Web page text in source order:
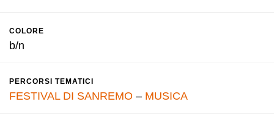
COLORE
b/n
PERCORSI TEMATICI
FESTIVAL DI SANREMO – MUSICA